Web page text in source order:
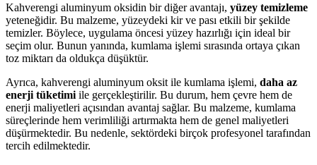
Kahverengi aluminyum oksidin bir diğer avantajı, yüzey temizleme
yeteneğidir. Bu malzeme, yüzeydeki kir ve pası etkili bir şekilde
temizler. Böylece, uygulama öncesi yüzey hazırlığı için ideal bir
seçim olur. Bunun yanında, kumlama işlemi sırasında ortaya çıkan
toz miktarı da oldukça düşüktür.
Ayrıca, kahverengi aluminyum oksit ile kumlama işlemi, daha az
enerji tüketimi ile gerçekleştirilir. Bu durum, hem çevre hem de
enerji maliyetleri açısından avantaj sağlar. Bu malzeme, kumlama
süreçlerinde hem verimliliği artırmakta hem de genel maliyetleri
düşürmektedir. Bu nedenle, sektördeki birçok profesyonel tarafından
tercih edilmektedir.